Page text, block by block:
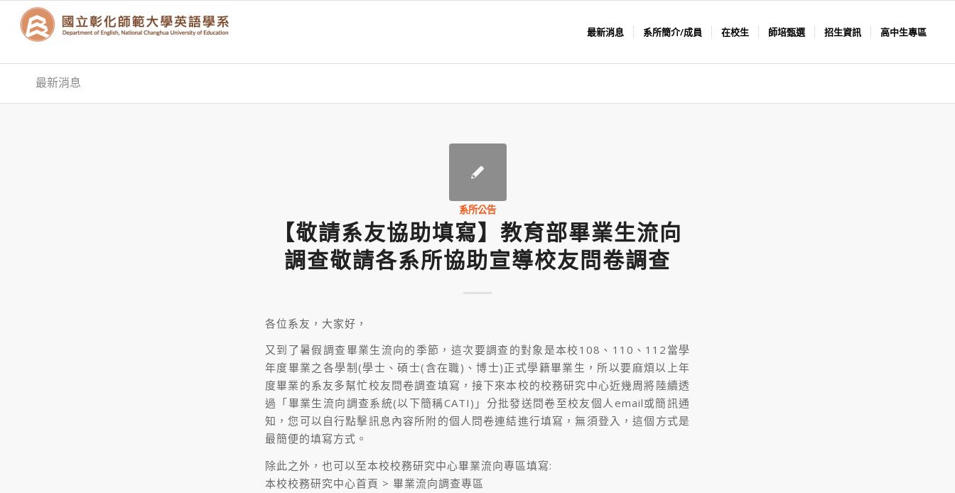
最新消息 系所簡介/成員 在校生 師培甄選 招生資訊 高中生專區
最新消息
系所公告
【敬請系友協助填寫】教育部畢業生流向
調查敬請各系所協助宣導校友問卷調查
各位系友，大家好，
又到了暑假調查畢業生流向的季節，這次要調查的對象是本校108、110、112當學
年度畢業之各學制(學士、碩士(含在職)、博士)正式學籍畢業生，所以要麻煩以上年
度畢業的系友多幫忙校友問卷調查填寫，接下來本校的校務研究中心近幾周將陸續透
過「畢業生流向調查系統(以下簡稱CATI)」分批發送問卷至校友個人email或簡訊通
知，您可以自行點擊訊息內容所附的個人問卷連結進行填寫，無須登入，這個方式是
最簡便的填寫方式。
除此之外，也可以至本校校務研究中心畢業流向專區填寫:
本校校務研究中心首頁 > 畢業流向調查專區